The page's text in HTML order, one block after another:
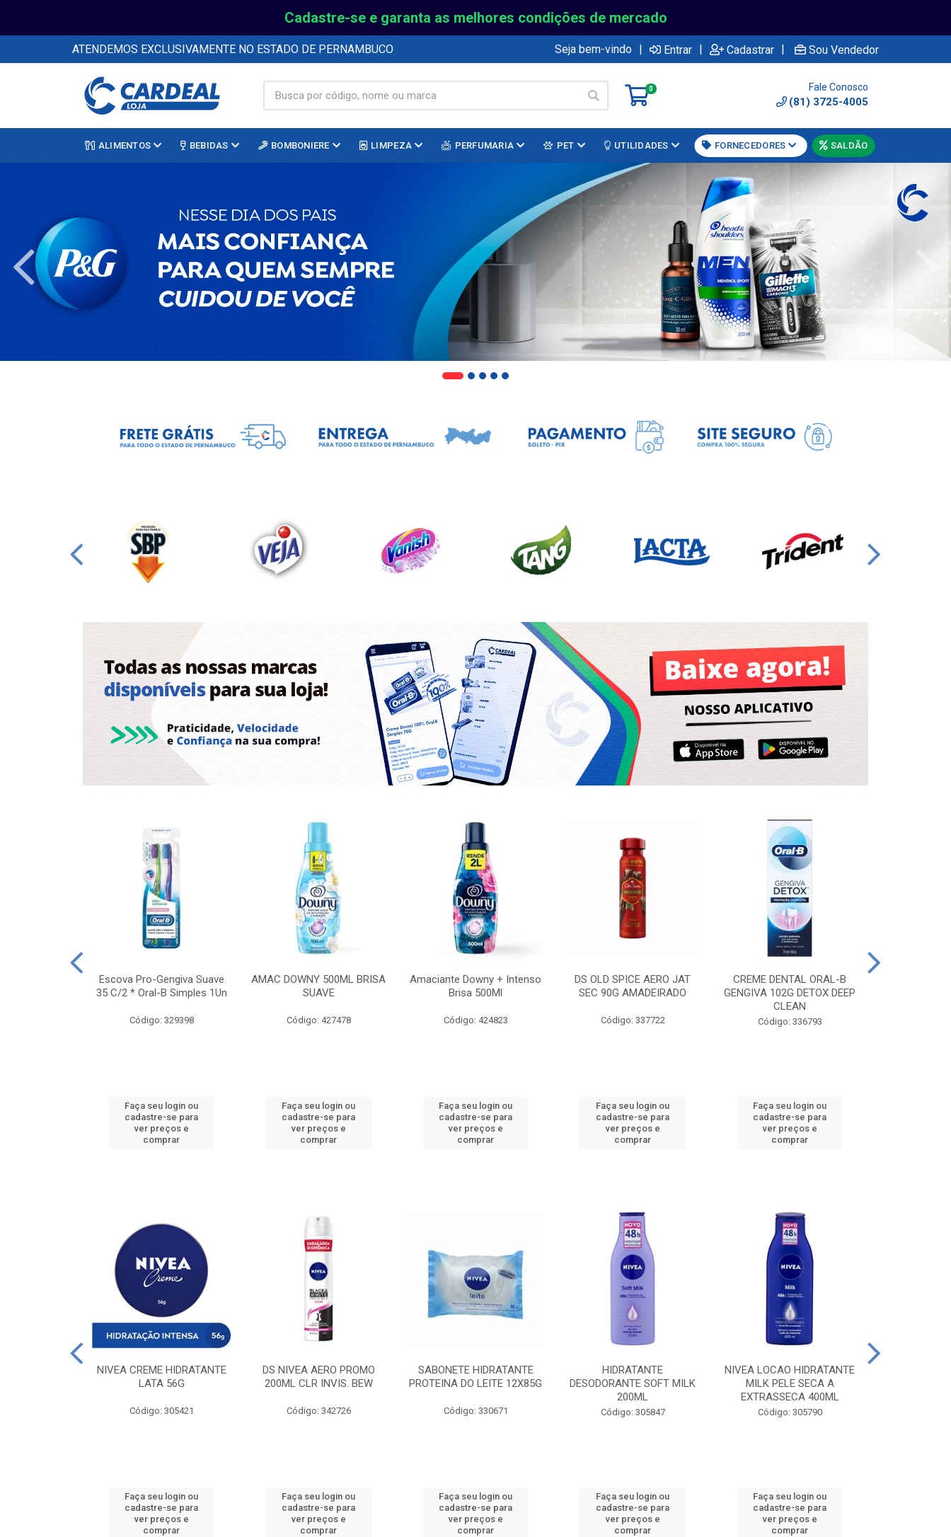
Cadastre-se e garanta as melhores condições de mercado
ATENDEMOS EXCLUSIVAMENTE NO ESTADO DE PERNAMBUCO Seja bem-vindo | Entrar | Cadastrar | Sou Vendedor
0 Fale Conosco
(81) 3725-4005
ALIMENTOS BEBIDAS BOMBONIERE LIMPEZA PERFUMARIA PET UTILIDADES FORNECEDORES SALDÃO
Escova Pro-Gengiva Suave
35 C/2 * Oral-B Simples 1Un
Código: 329398
Faça seu login ou
cadastre-se para
ver preços e
comprar
AMAC DOWNY 500ML BRISA
SUAVE
Código: 427478
Faça seu login ou
cadastre-se para
ver preços e
comprar
Amaciante Downy + Intenso
Brisa 500Ml
Código: 424823
Faça seu login ou
cadastre-se para
ver preços e
comprar
DS OLD SPICE AERO JAT
SEC 90G AMADEIRADO
Código: 337722
Faça seu login ou
cadastre-se para
ver preços e
comprar
CREME DENTAL ORAL-B
GENGIVA 102G DETOX DEEP
CLEAN
Código: 336793
Faça seu login ou
cadastre-se para
ver preços e
comprar
NIVEA CREME HIDRATANTE
LATA 56G
Código: 305421
Faça seu login ou
cadastre-se para
ver preços e
comprar
DS NIVEA AERO PROMO
200ML CLR INVIS. BEW
Código: 342726
Faça seu login ou
cadastre-se para
ver preços e
comprar
SABONETE HIDRATANTE
PROTEINA DO LEITE 12X85G
Código: 330671
Faça seu login ou
cadastre-se para
ver preços e
comprar
HIDRATANTE
DESODORANTE SOFT MILK
200ML
Código: 305847
Faça seu login ou
cadastre-se para
ver preços e
comprar
NIVEA LOCAO HIDRATANTE
MILK PELE SECA A
EXTRASSECA 400ML
Código: 305790
Faça seu login ou
cadastre-se para
ver preços e
comprar